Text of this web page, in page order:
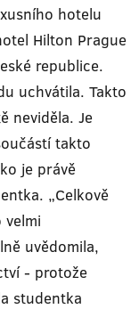
hotelu
Hilton Prague
republice.
uchvátila. Takto
neviděla. Je
takto
je právě
„Celkově
velmi
uvědomila,
- protože
studentka